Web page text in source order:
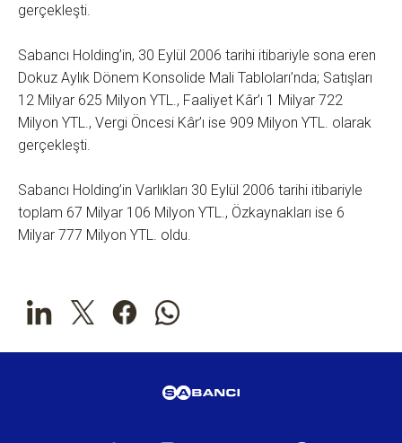
gerçekleşti.
Sabancı Holding’in, 30 Eylül 2006 tarihi itibariyle sona eren
Dokuz Aylık Dönem Konsolide Mali Tabloları’nda; Satışları
12 Milyar 625 Milyon YTL., Faaliyet Kâr’ı 1 Milyar 722
Milyon YTL., Vergi Öncesi Kâr’ı ise 909 Milyon YTL. olarak
gerçekleşti.
Sabancı Holding’in Varlıkları 30 Eylül 2006 tarihi itibariyle
toplam 67 Milyar 106 Milyon YTL., Özkaynakları ise 6
Milyar 777 Milyon YTL. oldu.